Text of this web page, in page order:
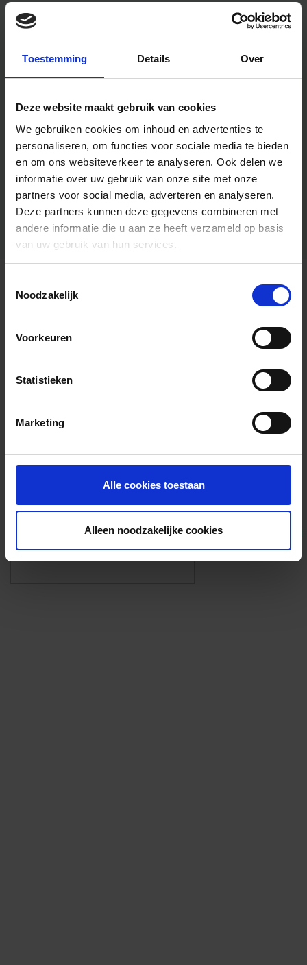
Toestemming Details Over
Deze website maakt gebruik van cookies
We gebruiken cookies om inhoud en advertenties te
personaliseren, om functies voor sociale media te bieden
en om ons websiteverkeer te analyseren. Ook delen we
informatie over uw gebruik van onze site met onze
partners voor social media, adverteren en analyseren.
Deze partners kunnen deze gegevens combineren met
andere informatie die u aan ze heeft verzameld op basis
van uw gebruik van hun services.
Noodzakelijk
Voorkeuren
Statistieken
Marketing
Alle cookies toestaan
Alleen noodzakelijke cookies
Algemene informatie
Foto’s ({{photos.length}})
Eigen foto’s